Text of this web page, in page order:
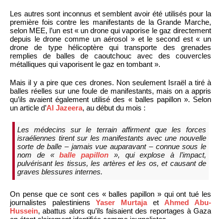
Les autres sont inconnus et semblent avoir été utilisés pour la
première fois contre les manifestants de la Grande Marche,
selon MEE, l’un est « un drone qui vaporise le gaz directement
depuis le drone comme un aérosol » et le second est « un
drone de type hélicoptère qui transporte des grenades
remplies de balles de caoutchouc avec des couvercles
métalliques qui vaporisent le gaz en tombant ».
Mais il y a pire que ces drones. Non seulement Israël a tiré à
balles réelles sur une foule de manifestants, mais on a appris
qu’ils avaient également utilisé des « balles papillon ». Selon
un article d’Al Jazeera, au début du mois :
Les médecins sur le terrain affirment que les forces
israéliennes tirent sur les manifestants avec une nouvelle
sorte de balle – jamais vue auparavant – connue sous le
nom de «balle papillon », qui explose à l’impact,
pulvérisant les tissus, les artères et les os, et causant de
graves blessures internes.
On pense que ce sont ces « balles papillon » qui ont tué les
journalistes palestiniensYaser Murtajaet Ahmed Abu-
Hussein, abattus alors qu’ils faisaient des reportages à Gaza